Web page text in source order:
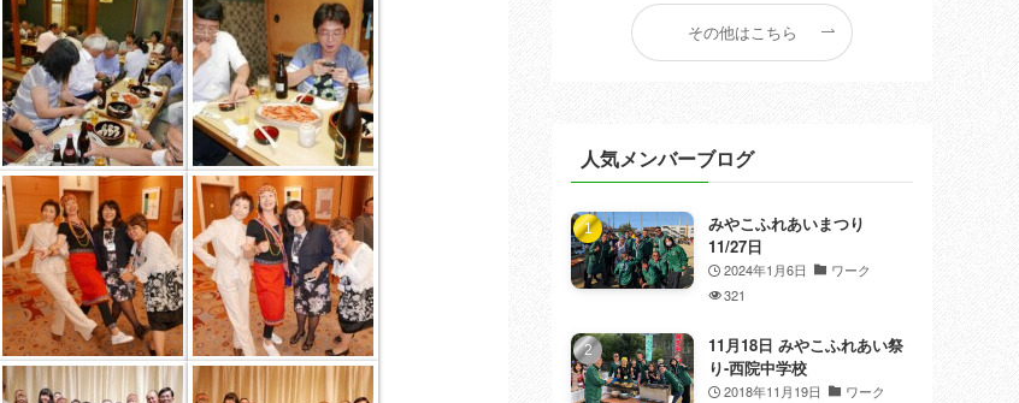
その他はこちら
人気メンバーブログ
みやこふれあいまつり
11/27日
2024年1月6日
ワーク
321
11月18日 みやこふれあい祭
り-西院中学校
2018年11月19日
ワーク